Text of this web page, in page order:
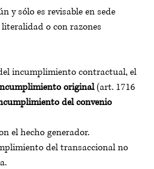
y sólo es revisable en sede
o con razones
incumplimiento contractual, el
original (art. 1716
del convenio
el hecho generador.
del transaccional no